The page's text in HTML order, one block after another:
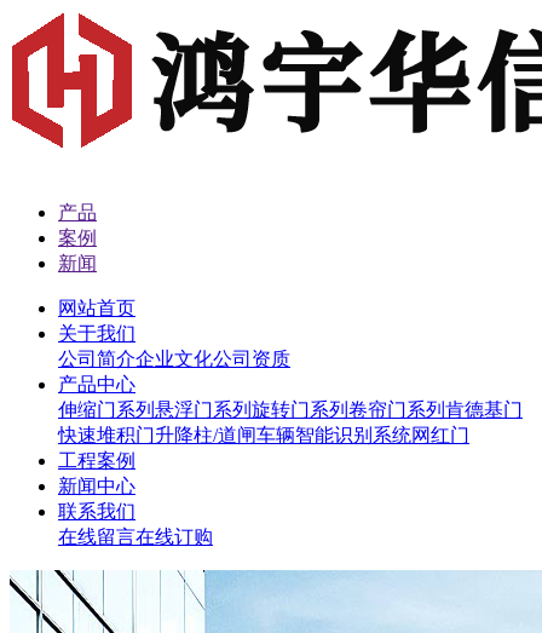
产品
案例
新闻
网站首页
关于我们
公司简介企业文化公司资质
产品中心
伸缩门系列 悬浮门系列 旋转门系列 卷帘门系列 肯德基门
快速堆积门升降柱/道闸车辆智能识别系统网红门
工程案例
新闻中心
联系我们
在线留言在线订购